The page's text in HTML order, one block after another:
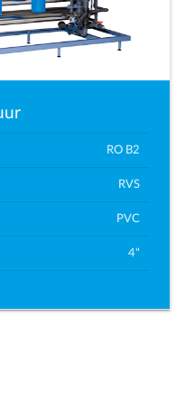
RO B2
RVS
PVC
4"